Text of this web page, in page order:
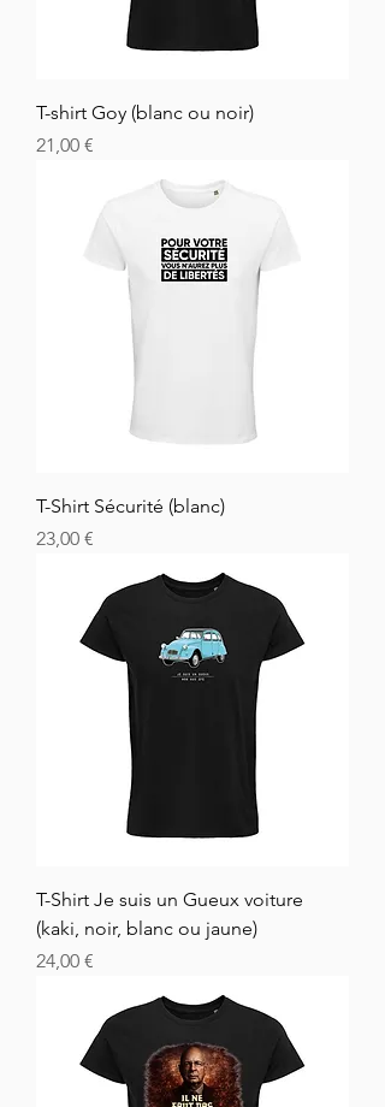
T-shirt Goy (blanc ou noir)
Cena
21,00 €
T-Shirt Sécurité (blanc)
Cena
23,00 €
T-Shirt Je suis un Gueux voiture
(kaki, noir, blanc ou jaune)
Cena
24,00 €